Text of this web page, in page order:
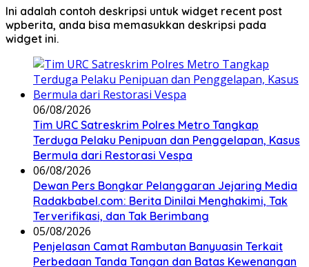
Ini adalah contoh deskripsi untuk widget recent post
wpberita, anda bisa memasukkan deskripsi pada
widget ini.
06/08/2026
Tim URC Satreskrim Polres Metro Tangkap
Terduga Pelaku Penipuan dan Penggelapan, Kasus
Bermula dari Restorasi Vespa
06/08/2026
Dewan Pers Bongkar Pelanggaran Jejaring Media
Radakbabel.com: Berita Dinilai Menghakimi, Tak
Terverifikasi, dan Tak Berimbang
05/08/2026
Penjelasan Camat Rambutan Banyuasin Terkait
Perbedaan Tanda Tangan dan Batas Kewenangan